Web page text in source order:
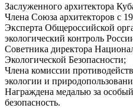
Заслуженного архитектора
Члена Союза архитекторов с
Эксперта Общероссийской
экологический контроль
Советника директора
Экологической Безопасности;
Члена комиссии
экологии и
Награждена медалью за
безопасность.